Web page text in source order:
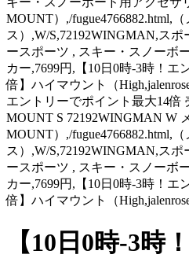
MOUNT）,/fugue4766882.html,
ス）,W/S,72192WINGMAN,ス
ースポーツ , スキー・スノーボ
カー,7699円,【10日0時-3時！エ
倍】ハイマウント（
エントリーでポイント最大14倍
MOUNT S 72192WINGMAN W
MOUNT）,/fugue4766882.html,
ス）,W/S,72192WINGMAN,ス
ースポーツ , スキー・スノーボ
カー,7699円,【10日0時-3時！エ
倍】ハイマウント（
【10日0時-3時